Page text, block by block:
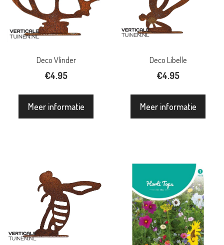
Deco Vlinder
€4.95
Meer informatie
Deco Libelle
€4.95
Meer informatie